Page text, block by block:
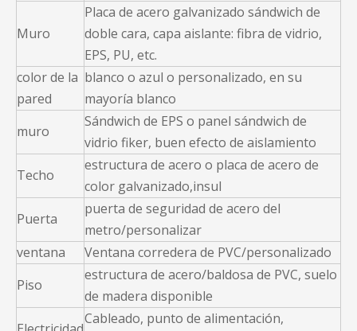
Muro
Placa de acero galvanizado sándwich de
doble cara, capa aislante: fibra de vidrio,
EPS, PU, ​​etc.
color de la
pared
blanco o azul o personalizado, en su
mayoría blanco
muro
Sándwich de EPS o panel sándwich de
vidrio fiker, buen efecto de aislamiento
Techo
estructura de acero o placa de acero de
color galvanizado,insul
Puerta
puerta de seguridad de acero del
metro/personalizar
ventana
Ventana corredera de PVC/personalizado
Piso
estructura de acero/baldosa de PVC, suelo
de madera disponible
Cableado, punto de alimentación,